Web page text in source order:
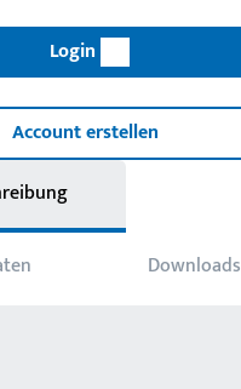
Login
Account erstellen
Downloads